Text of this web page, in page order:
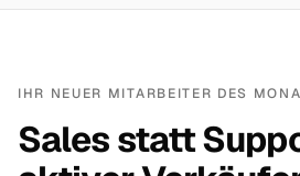
IHR NEUER MITARBEITER DES
Sales statt